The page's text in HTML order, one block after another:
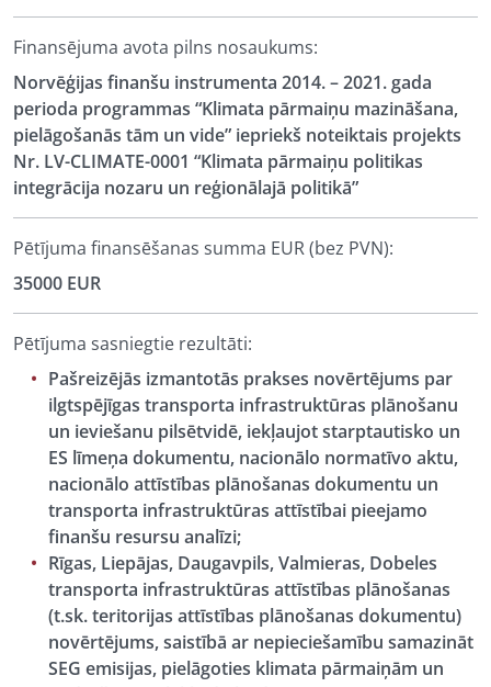
Finansējuma avota pilns nosaukums:
Norvēģijas finanšu instrumenta 2014. – 2021. gada
perioda programmas “Klimata pārmaiņu mazināšana,
pielāgošanās tām un vide” iepriekš noteiktais projekts
Nr. LV-CLIMATE-0001 “Klimata pārmaiņu politikas
integrācija nozaru un reģionālajā politikā”
Pētījuma finansēšanas summa EUR (bez PVN):
35000 EUR
Pētījuma sasniegtie rezultāti:
Pašreizējās izmantotās prakses novērtējums par
ilgtspējīgas transporta infrastruktūras plānošanu
un ieviešanu pilsētvidē, iekļaujot starptautisko un
ES līmeņa dokumentu, nacionālo normatīvo aktu,
nacionālo attīstības plānošanas dokumentu un
transporta infrastruktūras attīstībai pieejamo
finanšu resursu analīzi;
Rīgas, Liepājas, Daugavpils, Valmieras, Dobeles
transporta infrastruktūras attīstības plānošanas
(t.sk. teritorijas attīstības plānošanas dokumentu)
novērtējums, saistībā ar nepieciešamību samazināt
SEG emisijas, pielāgoties klimata pārmaiņām un